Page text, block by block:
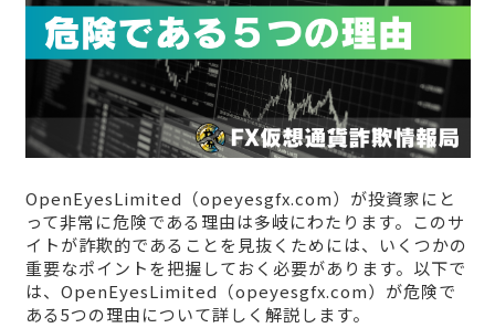
OpenEyesLimited（opeyesgfx.com）が投資家にと
って非常に危険である理由は多岐にわたります。このサ
イトが詐欺的であることを見抜くためには、いくつかの
重要なポイントを把握しておく必要があります。以下で
は、OpenEyesLimited（opeyesgfx.com）が危険で
ある5つの理由について詳しく解説します。